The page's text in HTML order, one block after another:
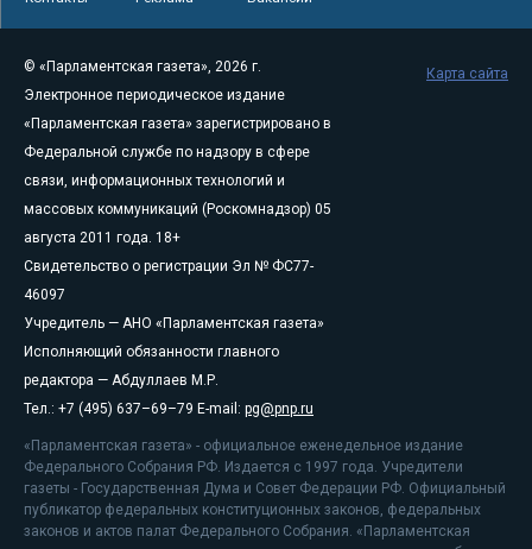
© «Парламентская газета», 2026 г.
Электронное периодическое издание
«Парламентская газета» зарегистрировано в
Федеральной службе по надзору в сфере
связи, информационных технологий и
массовых коммуникаций (Роскомнадзор) 05
августа 2011 года. 18+
Свидетельство о регистрации Эл № ФС77-
46097
Учредитель — АНО «Парламентская газета»
Исполняющий обязанности главного
редактора — Абдуллаев М.Р.
Тел.: +7 (495) 637–69–79 E-mail: pg@pnp.ru
«Парламентская газета» - официальное еженедельное издание
Федерального Собрания РФ. Издается с 1997 года. Учредители
газеты - Государственная Дума и Совет Федерации РФ. Официальный
публикатор федеральных конституционных законов, федеральных
законов и актов палат Федерального Собрания. «Парламентская
Карта сайта